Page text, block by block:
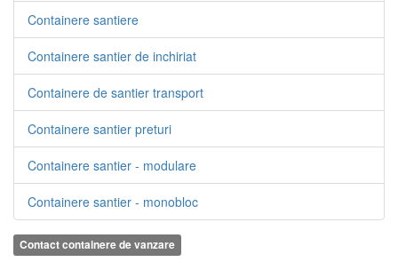
Containere santiere
Containere santier de inchiriat
Containere de santier transport
Containere santier preturi
Containere santier - modulare
Containere santier - monobloc
Contact containere de vanzare